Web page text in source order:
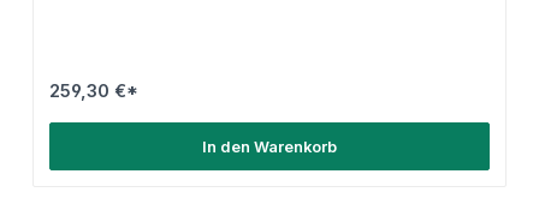
259,30 €*
In den Warenkorb